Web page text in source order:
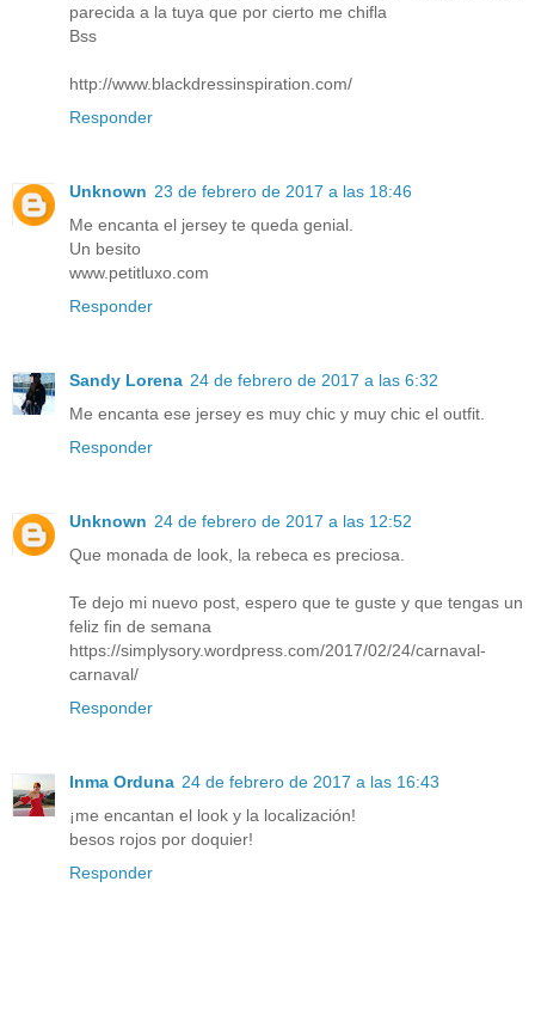
parecida a la tuya que por cierto me chifla
Bss
http://www.blackdressinspiration.com/
Responder
Unknown 23 de febrero de 2017 a las 18:46
Me encanta el jersey te queda genial.
Un besito
www.petitluxo.com
Responder
Sandy Lorena 24 de febrero de 2017 a las 6:32
Me encanta ese jersey es muy chic y muy chic el outfit.
Responder
Unknown 24 de febrero de 2017 a las 12:52
Que monada de look, la rebeca es preciosa.
Te dejo mi nuevo post, espero que te guste y que tengas un
feliz fin de semana
https://simplysory.wordpress.com/2017/02/24/carnaval-
carnaval/
Responder
Inma Orduna 24 de febrero de 2017 a las 16:43
¡me encantan el look y la localización!
besos rojos por doquier!
Responder